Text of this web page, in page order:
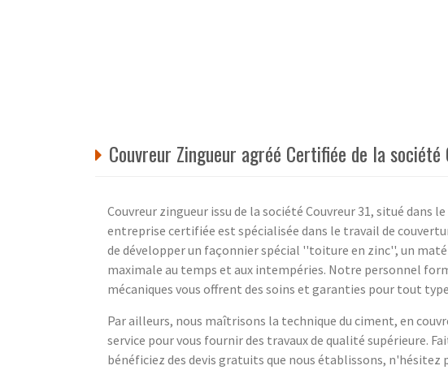
Couvreur Zingueur agréé Certifiée de la société
Couvreur zingueur issu de la société Couvreur 31, situé dans
entreprise certifiée est spécialisée dans le travail de
de développer un façonnier spécial ''toiture en zinc'', un
maximale au temps et aux intempéries. Notre personnel
mécaniques vous offrent des soins et garanties pour tout
Par ailleurs, nous maîtrisons la technique du ciment, en
service pour vous fournir des travaux de qualité supérieure.
bénéficiez des devis gratuits que nous établissons,